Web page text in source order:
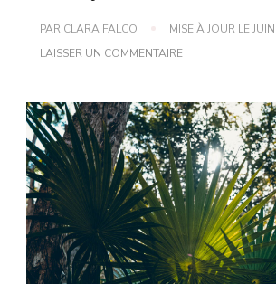
PAR CLARA FALCO MISE À JOUR LE
LAISSER UN COMMENTAIRESUR
À
LA
DÉCOUVERTE
DES
TERRES
MAYAS
DU
MEXIQUE